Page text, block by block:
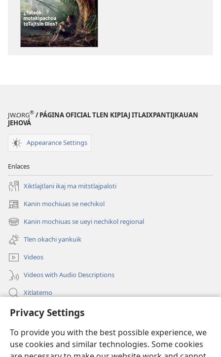
Privacy Settings
To provide you with the best possible experience, we
use cookies and similar technologies. Some cookies
JW.ORG® / PÁGINA OFICIAL TLEN KIPIAJ ITLAIXPANTIJKAUAN
JEHOVÁ
Appearance Settings
Enlaces
Xiktlajtlani ikaj ma mitstlajpaloti
Kanin mochiuas se nechikol
(xiktlapo
okse
ventana)
Kanin mochiuas se ueyi nechikol regional
(xiktlapo
okse
ventana)
Tlen okachi yankuik
Videos
Videos with Audio Descriptions
Xitlatemo
Tlapaleuilistli
Donaciones
(xiktlapo
okse